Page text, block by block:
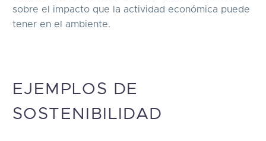
sobre el impacto que la actividad económica puede
tener en el ambiente.
EJEMPLOS DE
SOSTENIBILIDAD